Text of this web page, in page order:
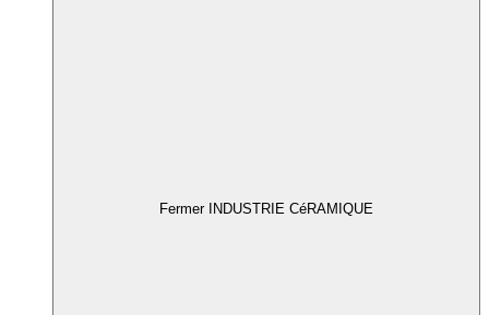
Fermer INDUSTRIE CéRAMIQUE